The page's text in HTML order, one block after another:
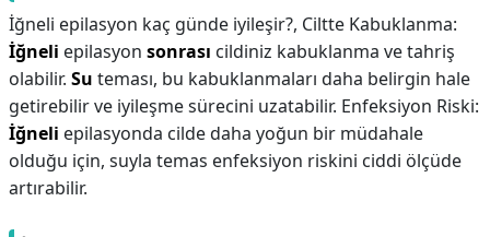
İğneli epilasyon kaç günde iyileşir?, Ciltte Kabuklanma:
İğneli epilasyon sonrası cildiniz kabuklanma ve tahriş
olabilir. Su teması, bu kabuklanmaları daha belirgin hale
getirebilir ve iyileşme sürecini uzatabilir. Enfeksiyon Riski:
İğneli epilasyonda cilde daha yoğun bir müdahale
olduğu için, suyla temas enfeksiyon riskini ciddi ölçüde
artırabilir.